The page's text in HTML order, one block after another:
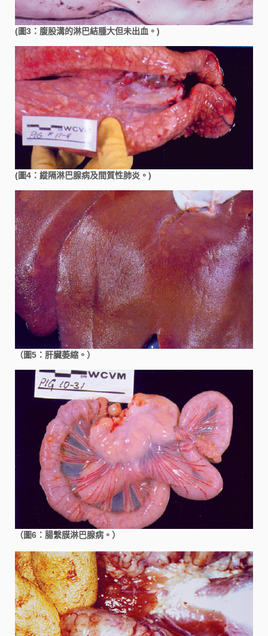
(圖3：腹股溝的淋巴結腫大但未出血。)
(圖4：縱隔淋巴腺病及間質性肺炎。)
（圖5：肝臟萎縮。）
（圖6：腸繫膜淋巴腺病。）